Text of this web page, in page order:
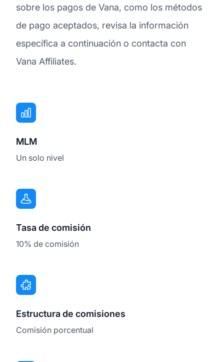
sobre los pagos de Vana, como los métodos
de pago aceptados, revisa la información
específica a continuación o contacta con
Vana Affiliates.
MLM
Un solo nivel
Tasa de comisión
10% de comisión
Estructura de comisiones
Comisión porcentual